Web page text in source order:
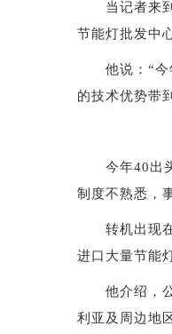
当记者来到
节能灯批发中
他说：“今年
的技术优势带
今年40出头
制度不熟悉，
转机出现在
进口大量节能
他介绍，公
利亚及周边地